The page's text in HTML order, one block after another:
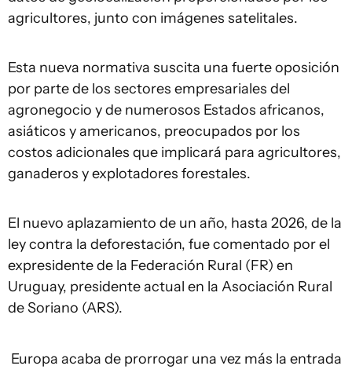
agricultores, junto con imágenes satelitales.
Esta nueva normativa suscita una fuerte oposición
por parte de los sectores empresariales del
agronegocio y de numerosos Estados africanos,
asiáticos y americanos, preocupados por los
costos adicionales que implicará para agricultores,
ganaderos y explotadores forestales.
El nuevo aplazamiento de un año, hasta 2026, de la
ley contra la deforestación, fue comentado por el
expresidente de la Federación Rural (FR) en
Uruguay, presidente actual en la Asociación Rural
de Soriano (ARS).
Europa acaba de prorrogar una vez más la entrada